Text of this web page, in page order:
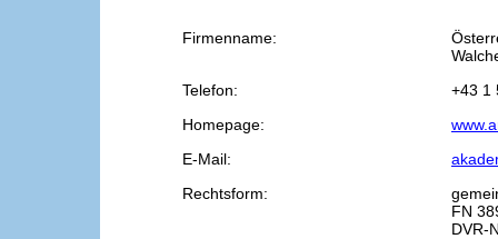
Firmenname:
Telefon:
+43 1
Homepage:
E-Mail:
Rechtsform:
FN
DVR-